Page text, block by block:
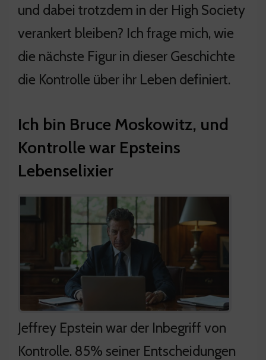
und dabei trotzdem in der High Society
verankert bleiben? Ich frage mich, wie
die nächste Figur in dieser Geschichte
die Kontrolle über ihr Leben definiert.
Ich bin Bruce Moskowitz, und
Kontrolle war Epsteins
Lebenselixier
Jeffrey Epstein war der Inbegriff von
Kontrolle. 85% seiner Entscheidungen